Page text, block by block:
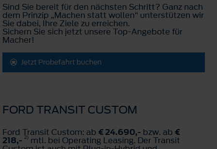
Sind Sie bereit für den nächsten Schritt? Ganz nach
dem Prinzip „Machen statt wollen“ unterstützen wir
Sie dabei, Ihre Ziele zu erreichen.
Sichern Sie sich jetzt unsere Top-Angebote für
Macher!
Jetzt Probefahrt buchen
FORD TRANSIT CUSTOM
Ford Transit Custom: ab € 24.690,- bzw. ab €
218,- 2) mtl. bei Operating Leasing. Der Transit